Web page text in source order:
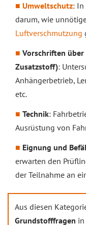
Umweltschutz: In
darum, wie
Luftverschmutzung
Vorschriften über
Zusatzstoff):
Anhängerbetrieb,
etc.
Technik:
Ausrüstung von
Eignung und
erwarten den
der Teilnahme an
Aus diesen
Grundstofffragen